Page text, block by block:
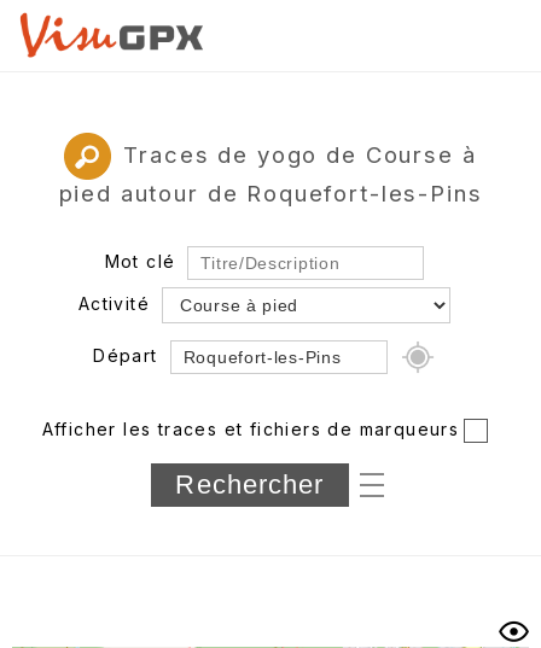
Traces de yogo de Course à
pied autour de Roquefort-les-Pins
Mot clé
Activité
Départ
Département
Longueur min/max
Afficher les traces et fichiers de marqueurs